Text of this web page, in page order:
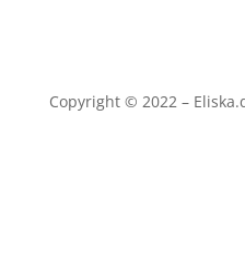
Copyright © 2022 –